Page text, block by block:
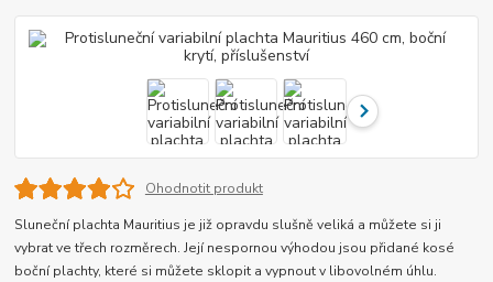
Ohodnotit produkt
Sluneční plachta Mauritius je již opravdu slušně veliká a můžete si ji
vybrat ve třech rozměrech. Její nespornou výhodou jsou přidané kosé
boční plachty, které si můžete sklopit a vypnout v libovolném úhlu.